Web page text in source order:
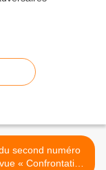
second numéro
« Confrontation